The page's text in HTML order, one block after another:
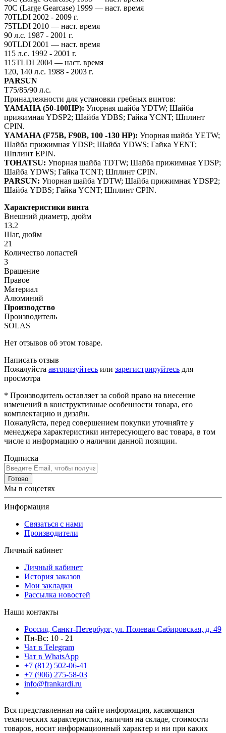
70C (Large Gearcase) 1999 — наст. время
70TLDI 2002 - 2009 г.
75TLDI 2010 — наст. время
90 л.с. 1987 - 2001 г.
90TLDI 2001 — наст. время
115 л.с. 1992 - 2001 г.
115TLDI 2004 — наст. время
120, 140 л.с. 1988 - 2003 г.
PARSUN
T75/85/90 л.с.
Принадлежности для установки гребных винтов:
YAMAHA (50-100HP): Упорная шайба YDTW; Шайба
прижимная YDSP2; Шайба YDBS; Гайка YCNT; Шплинт
CPIN.
YAMAHA (F75B, F90B, 100 -130 HP): Упорная шайба YETW;
Шайба прижимная YDSP; Шайба YDWS; Гайка YENT;
Шплинт EPIN.
TOHATSU: Упорная шайба TDTW; Шайба прижимная YDSP;
Шайба YDWS; Гайка TCNT; Шплинт CPIN.
PARSUN: Упорная шайба YDTW; Шайба прижимная YDSP2;
Шайба YDBS; Гайка YCNT; Шплинт CPIN.
Характеристики винта
Внешний диаметр, дюйм
13.2
Шаг, дюйм
21
Количество лопастей
3
Вращение
Правое
Материал
Алюминий
Производство
Производитель
SOLAS
Нет отзывов об этом товаре.
Написать отзыв
Пожалуйста авторизуйтесь или зарегистрируйтесь для
просмотра
* Производитель оставляет за собой право на внесение
изменений в конструктивные особенности товара, его
комплектацию и дизайн.
Пожалуйста, перед совершением покупки уточняйте у
менеджера характеристики интересующего вас товара, в том
числе и информацию о наличии данной позиции.
Подписка
Готово
Мы в соцсетях
Информация
Связаться с нами
Производители
Личный кабинет
Личный кабинет
История заказов
Мои закладки
Рассылка новостей
Наши контакты
Россия, Санкт-Петербург, ул. Полевая Сабировская, д. 49
Пн-Вс: 10 - 21
Чат в Telegram
Чат в WhatsApp
+7 (812) 502-06-41
+7 (906) 275-58-03
info@frankardi.ru
Вся представленная на сайте информация, касающаяся
технических характеристик, наличия на складе, стоимости
товаров, носит информационный характер и ни при каких